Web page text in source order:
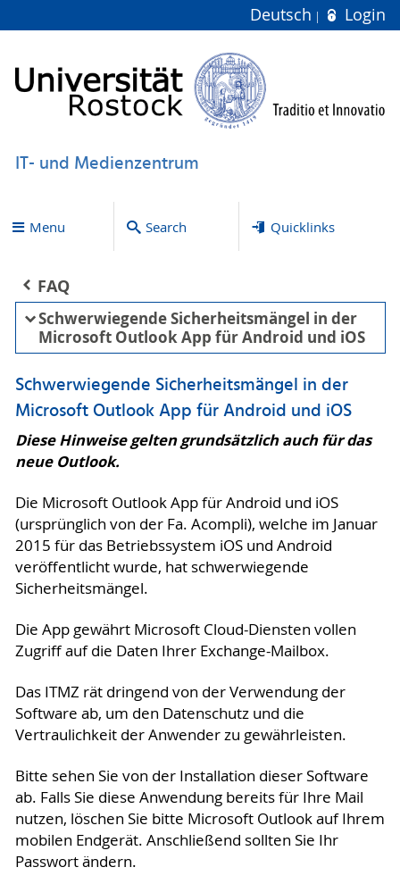
Deutsch Login
IT- und Medienzentrum
Menu Search Quicklinks
FAQ
Schwerwiegende Sicherheitsmängel in der
Microsoft Outlook App für Android und iOS
Schwerwiegende Sicherheitsmängel in der
Microsoft Outlook App für Android und iOS
Diese Hinweise gelten grundsätzlich auch für das
neue Outlook.
Die Microsoft Outlook App für Android und iOS
(ursprünglich von der Fa. Acompli), welche im Januar
2015 für das Betriebssystem iOS und Android
veröffentlicht wurde, hat schwerwiegende
Sicherheitsmängel.
Die App gewährt Microsoft Cloud-Diensten vollen
Zugriff auf die Daten Ihrer Exchange-Mailbox.
Das ITMZ rät dringend von der Verwendung der
Software ab, um den Datenschutz und die
Vertraulichkeit der Anwender zu gewährleisten.
Bitte sehen Sie von der Installation dieser Software
ab. Falls Sie diese Anwendung bereits für Ihre Mail
nutzen, löschen Sie bitte Microsoft Outlook auf Ihrem
mobilen Endgerät. Anschließend sollten Sie Ihr
Passwort ändern.